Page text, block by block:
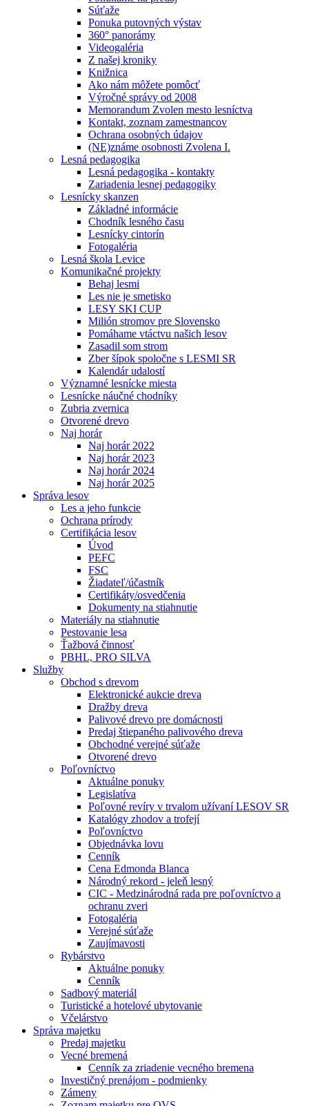
Súťaže
Ponuka putovných výstav
360° panorámy
Videogaléria
Z našej kroniky
Knižnica
Ako nám môžete pomôcť
Výročné správy od 2008
Memorandum Zvolen mesto lesníctva
Kontakt, zoznam zamestnancov
Ochrana osobných údajov
(NE)známe osobnosti Zvolena I.
Lesná pedagogika
Lesná pedagogika - kontakty
Zariadenia lesnej pedagogiky
Lesnícky skanzen
Základné informácie
Chodník lesného času
Lesnícky cintorín
Fotogaléria
Lesná škola Levice
Komunikačné projekty
Behaj lesmi
Les nie je smetisko
LESY SKI CUP
Milión stromov pre Slovensko
Pomáhame vtáctvu našich lesov
Zasadil som strom
Zber šípok spoločne s LESMI SR
Kalendár udalostí
Významné lesnícke miesta
Lesnícke náučné chodníky
Zubria zvernica
Otvorené drevo
Naj horár
Naj horár 2022
Naj horár 2023
Naj horár 2024
Naj horár 2025
Správa lesov
Les a jeho funkcie
Ochrana prírody
Certifikácia lesov
Úvod
PEFC
FSC
Žiadateľ/účastník
Certifikáty/osvedčenia
Dokumenty na stiahnutie
Materiály na stiahnutie
Pestovanie lesa
Ťažbová činnosť
PBHL, PRO SILVA
Služby
Obchod s drevom
Elektronické aukcie dreva
Dražby dreva
Palivové drevo pre domácnosti
Predaj štiepaného palivového dreva
Obchodné verejné súťaže
Otvorené drevo
Poľovníctvo
Aktuálne ponuky
Legislatíva
Poľovné revíry v trvalom užívaní LESOV SR
Katalógy zhodov a trofejí
Poľovníctvo
Objednávka lovu
Cenník
Cena Edmonda Blanca
Národný rekord - jeleň lesný
CIC - Medzinárodná rada pre poľovníctvo a
ochranu zveri
Fotogaléria
Verejné súťaže
Zaujímavosti
Rybárstvo
Aktuálne ponuky
Cenník
Sadbový materiál
Turistické a hotelové ubytovanie
Včelárstvo
Správa majetku
Predaj majetku
Vecné bremená
Cenník za zriadenie vecného bremena
Investičný prenájom - podmienky
Zámeny